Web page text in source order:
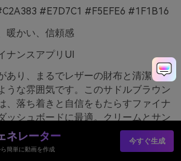
#E7D7C1 #F5EFE6 #1F1B16
暖かい、信頼感
ナンスアプリUI
あり、まるでレザーの財布と清潔な文
うな雰囲気です。このサドルブラウン
、落ち着きと自信をもたらすファイナ
ッシュボードに最適。クリームとサン
、テキストにはほぼ黒に近い色を選
保ちましょう。アドバイス：ブラウン
ネレーター
簡単に動画を作成
今すぐ生成